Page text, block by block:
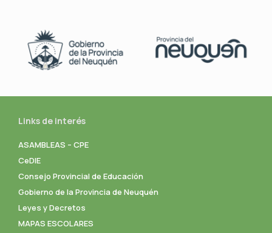
Links de interés
ASAMBLEAS – CPE
CeDIE
Consejo Provincial de Educación
Gobierno de la Provincia de Neuquén
Leyes y Decretos
MAPAS ESCOLARES